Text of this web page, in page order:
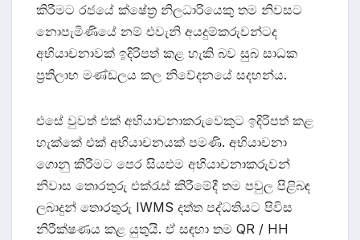
කිරීමට රජයේ ක්ෂේත්‍ර නිලධාරියෙකු තම නිවසට
නොපැමිණියේ නම් එවැනි අයදුම්කරුවන්ටද
අභියාචනාවක් ඉදිරිපත් කළ හැකි බව සුබ සාධක
ප්‍රතිලාභ මණ්ඩලය කල නිවේදනයේ සදහන්ය.
එසේ වුවත් එක් අභියාචනාකරුවෙකුට ඉදිරිපත් කළ
හැක්කේ එක් අභියාචනයක් පමණි. අභියාචනා
ගොනු කිරීමට පෙර සියළුම අභියාචනාකරුවන්
නිවාස තොරතුරු එක්රැස් කිරීමේදී තම පවුල පිළිබඳ
ලබාදුන් තොරතුරු IWMS දත්ත පද්ධතියට පිවිස
නිරීක්ෂණය කළ යුතුයි. ඒ සඳහා තම QR / HH